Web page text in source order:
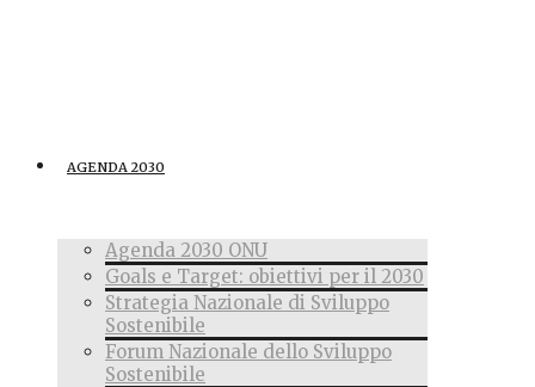
AGENDA 2030
Agenda 2030 ONU
Goals e Target: obiettivi per il 2030
Strategia Nazionale di Sviluppo
Sostenibile
Forum Nazionale dello Sviluppo
Sostenibile